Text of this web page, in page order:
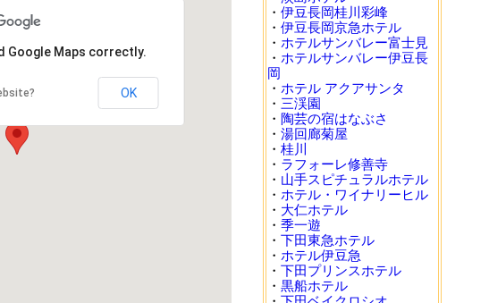
Google Maps correctly.
OK
・ 伊豆長岡桂川彩峰
・ 伊豆長岡京急ホテル
・ ホテルサンバレー富士見
・ ホテルサンバレー伊豆長
岡
・ ホテル アクアサンタ
・ 三渓園
・ 陶芸の宿はなぶさ
・ 湯回廊菊屋
・ 桂川
・ ラフォーレ修善寺
・ 山手スピチュラルホテル
・ ホテル・ワイナリーヒル
・ 大仁ホテル
・ 季一遊
・ 下田東急ホテル
・ ホテル伊豆急
・ 下田プリンスホテル
・ 黒船ホテル